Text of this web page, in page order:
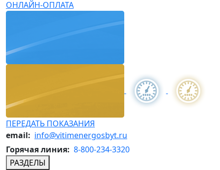
ОНЛАЙН-ОПЛАТА
ПЕРЕДАТЬ ПОКАЗАНИЯ
email: info@vitimenergosbyt.ru
Горячая линия: 8-800-234-3320
РАЗДЕЛЫ